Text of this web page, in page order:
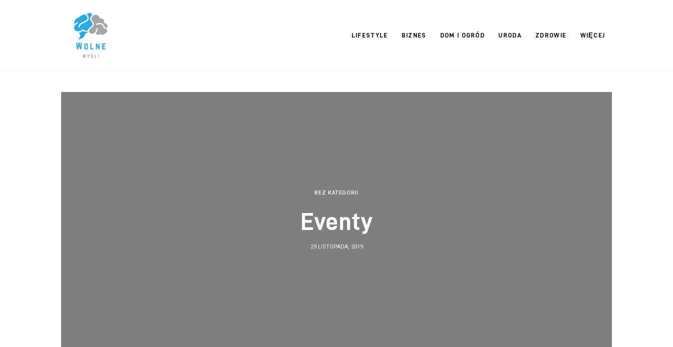
LIFESTYLE BIZNES DOM I OGRÓD URODA ZDROWIE WIĘCEJ
Vacation Dreams
BEZ KATEGORII
Eventy
29 LISTOPADA, 2019